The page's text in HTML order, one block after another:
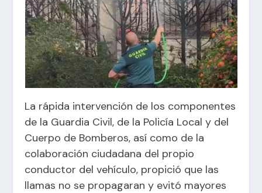
La rápida intervención de los componentes
de la Guardia Civil, de la Policía Local y del
Cuerpo de Bomberos, así como de la
colaboración ciudadana del propio
conductor del vehículo, propició que las
llamas no se propagaran y evitó mayores